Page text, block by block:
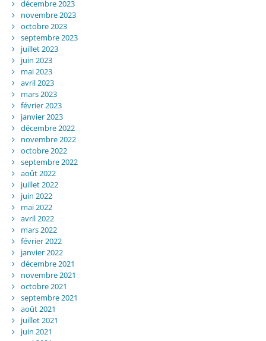
décembre 2023
novembre 2023
octobre 2023
septembre 2023
juillet 2023
juin 2023
mai 2023
avril 2023
mars 2023
février 2023
janvier 2023
décembre 2022
novembre 2022
octobre 2022
septembre 2022
août 2022
juillet 2022
juin 2022
mai 2022
avril 2022
mars 2022
février 2022
janvier 2022
décembre 2021
novembre 2021
octobre 2021
septembre 2021
août 2021
juillet 2021
juin 2021